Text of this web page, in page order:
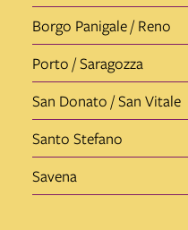
Borgo Panigale / Reno
Porto / Saragozza
San Donato / San Vitale
Santo Stefano
Savena